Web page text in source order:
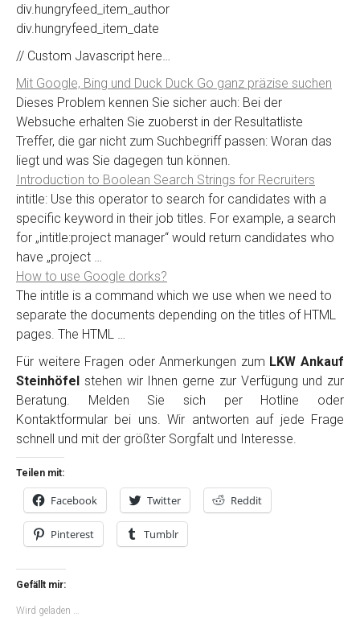
div.hungryfeed_item_author
div.hungryfeed_item_date
// Custom Javascript here…
Mit Google, Bing und Duck Duck Go ganz präzise suchen
Dieses Problem kennen Sie sicher auch: Bei der
Websuche erhalten Sie zuoberst in der Resultatliste
Treffer, die gar nicht zum Suchbegriff passen: Woran das
liegt und was Sie dagegen tun können.
Introduction to Boolean Search Strings for Recruiters
intitle: Use this operator to search for candidates with a
specific keyword in their job titles. For example, a search
for „intitle:project manager“ would return candidates who
have „project …
How to use Google dorks?
The intitle is a command which we use when we need to
separate the documents depending on the titles of HTML
pages. The HTML …
Für weitere Fragen oder Anmerkungen zum LKW Ankauf
Steinhöfel stehen wir Ihnen gerne zur Verfügung und zur
Beratung. Melden Sie sich per Hotline oder
Kontaktformular bei uns. Wir antworten auf jede Frage
schnell und mit der größter Sorgfalt und Interesse.
Teilen mit:
Facebook Twitter Reddit
Pinterest Tumblr
Gefällt mir:
Wird geladen …